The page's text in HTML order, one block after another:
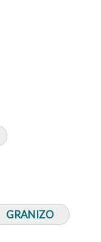
GRANIZO